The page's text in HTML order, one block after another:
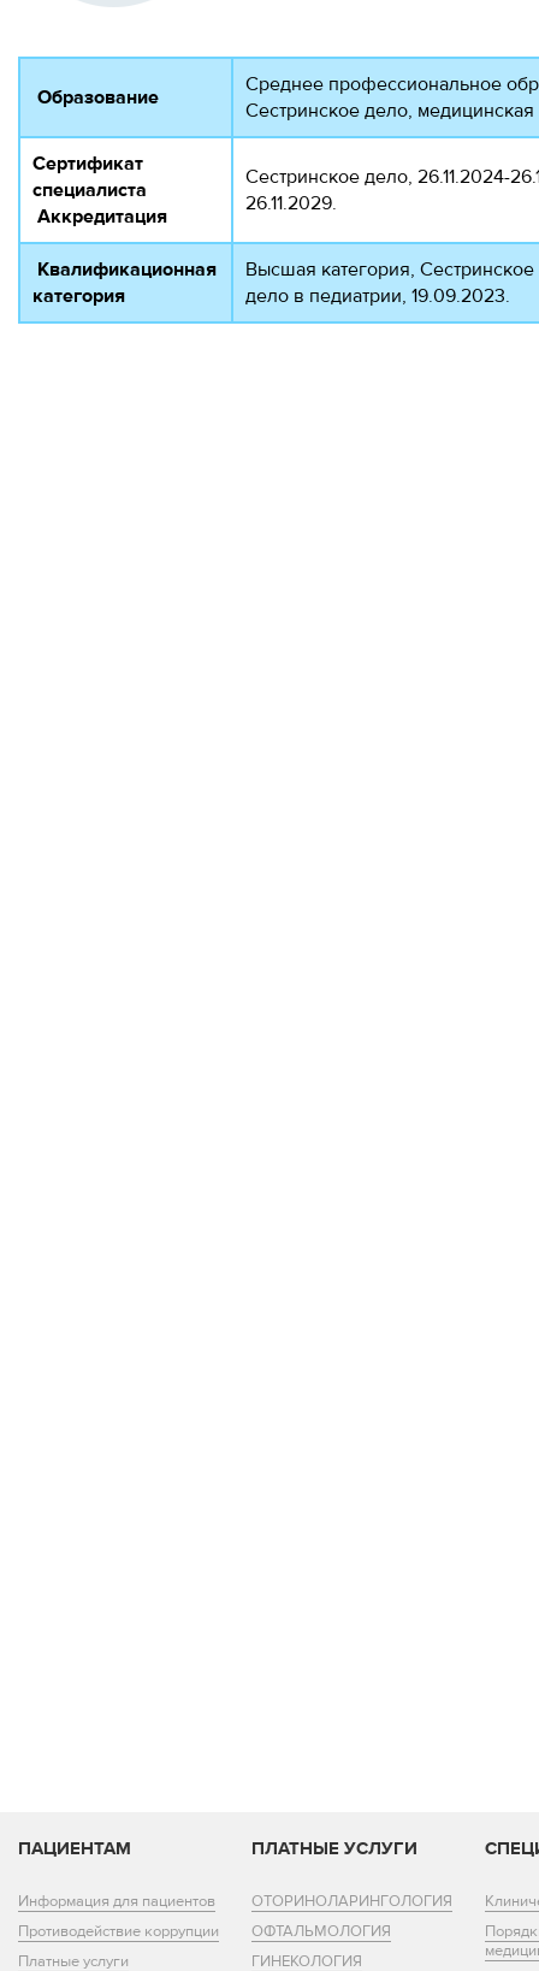
Образование
Среднее профессиональное
Сестринское дело,
Сертификат
специалиста
Аккредитация
Сестринское дело, 26.11.2024-
26.11.2029.
Квалификационная
категория
Высшая категория,
дело в педиатрии, 19.09.2023.
ПАЦИЕНТАМ
Информация для пациентов
Противодействие коррупции
Платные услуги
ПЛАТНЫЕ УСЛУГИ
ОТОРИНОЛАРИНГОЛОГИЯ
ОФТАЛЬМОЛОГИЯ
ГИНЕКОЛОГИЯ